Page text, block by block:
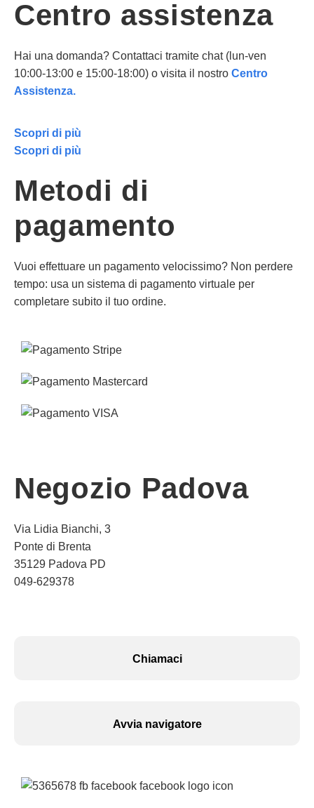
Centro assistenza
Hai una domanda? Contattaci tramite chat (lun-ven
10:00-13:00 e 15:00-18:00) o visita il nostro Centro
Assistenza.
Scopri di più
Scopri di più
Metodi di
pagamento
Vuoi effettuare un pagamento velocissimo? Non perdere
tempo: usa un sistema di pagamento virtuale per
completare subito il tuo ordine.
Negozio Padova
Via Lidia Bianchi, 3
Ponte di Brenta
35129 Padova PD
049-629378
Chiamaci
Avvia navigatore